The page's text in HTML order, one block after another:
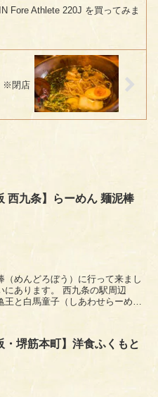
Fore Athlete 220J を買ってみま
※閉店
西九条】らーめん 麺泥棒
めんどろぼう）に行って来まし
にあります。 西九条の駅周辺
王と白馬童子（しあわせらーめ
・堺筋本町】洋食ふくもと